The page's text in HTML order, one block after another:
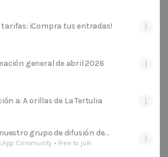
¡Compra tus entradas!
general de abril 2026
a: A orillas de La Tertulia
grupo de difusión de
WhatsApp
Community • Free to join